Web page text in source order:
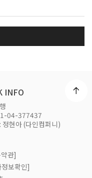
INFO
04-377437
정현아 (다인컴퍼니)
관]
보확인]